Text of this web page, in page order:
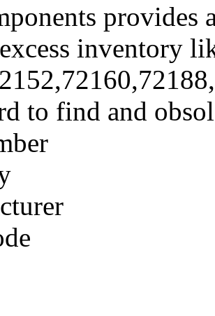
provides
inventory
to find and